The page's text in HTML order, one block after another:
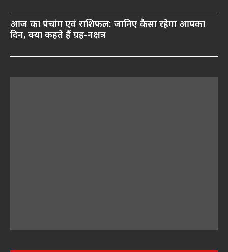
आज का पंचांग एवं राशिफल: जानिए कैसा रहेगा आपका
दिन, क्या कहते हैं ग्रह-नक्षत्र